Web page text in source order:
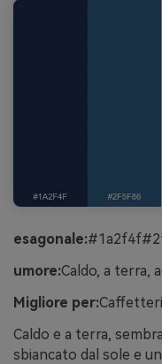
esagonale:
umore:Caldo, a terra,
Migliore per:
Caldo e a terra,
sbiancato dal sole e